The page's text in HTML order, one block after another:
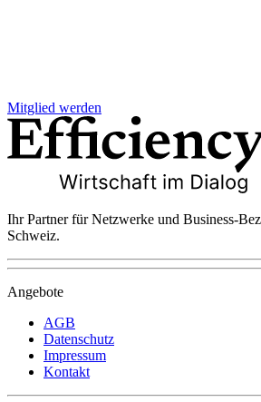
Mitglied werden
Ihr Partner für Netzwerke und Business-
Schweiz.
Angebote
AGB
Datenschutz
Impressum
Kontakt